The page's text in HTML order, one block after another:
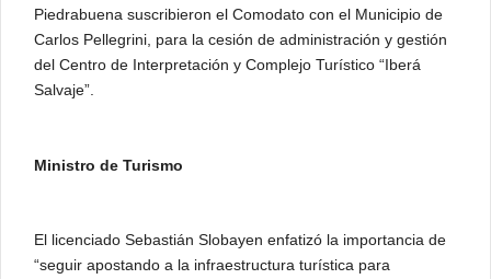
Piedrabuena suscribieron el Comodato con el Municipio de
Carlos Pellegrini, para la cesión de administración y gestión
del Centro de Interpretación y Complejo Turístico “Iberá
Salvaje”.
Ministro de Turismo
El licenciado Sebastián Slobayen enfatizó la importancia de
“seguir apostando a la infraestructura turística para